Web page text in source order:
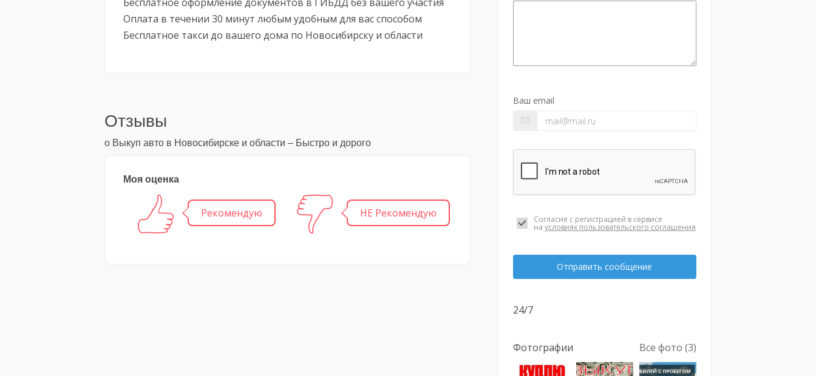
Оплата в течении 30 минут любым удобным для вас способом
Бесплатное такси до вашего дома по Новосибирску и области
Отзывы
о Выкуп авто в Новосибирске и области – Быстро и дорого
Моя оценка
Рекомендую НЕ Рекомендую
Ваш email
Согласие с регистрацией в сервисе
на условиях пользовательского соглашения
Отправить сообщение
24/7
Фотографии Все фото (3)